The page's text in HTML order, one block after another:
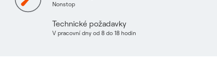
Nonstop
Technické požadavky
V pracovní dny od 8 do 18 hodin